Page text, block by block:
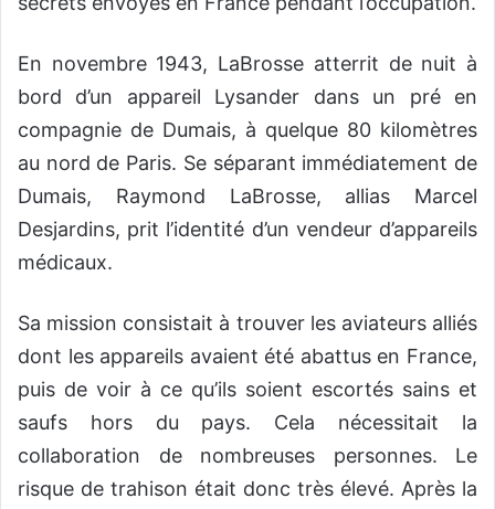
En novembre 1943, LaBrosse atterrit de nuit à
bord d’un appareil Lysander dans un pré en
compagnie de Dumais, à quelque 80 kilomètres
au nord de Paris. Se séparant immédiatement de
Dumais, Raymond LaBrosse, allias Marcel
Desjardins, prit l’identité d’un vendeur d’appareils
médicaux.
Sa mission consistait à trouver les aviateurs alliés
dont les appareils avaient été abattus en France,
puis de voir à ce qu’ils soient escortés sains et
saufs hors du pays. Cela nécessitait la
collaboration de nombreuses personnes. Le
risque de trahison était donc très élevé. Après la